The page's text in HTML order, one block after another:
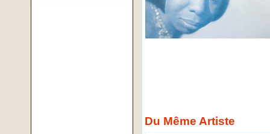
Du Même Artiste